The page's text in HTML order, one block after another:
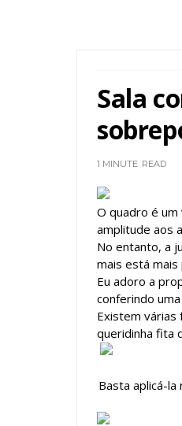
Sala
1 MINUTE READ
O quadro é
amplitude aos
No entanto, a
mais está
Eu adoro a
conferindo uma
Existem várias
queridinha fita
Basta aplicá-